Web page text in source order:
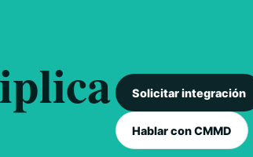
Solicitar integración
Hablar con CMMD